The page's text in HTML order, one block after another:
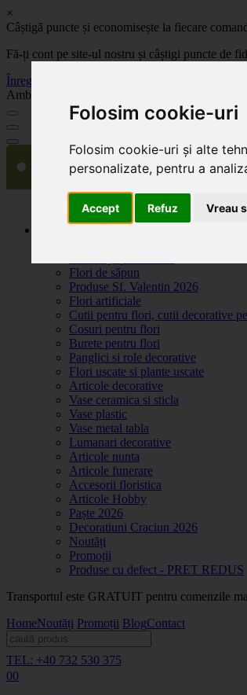
Folosim cookie-uri
Folosim cookie-uri și alte
personalizate, pentru a
Accept Refuz Vreau
×
Câștigă puncte și economisește la fiecare
Fă-ți cont pe site-ul nostru și câștigi puncte de
Înregistrează-te acum
Ambalaje, decoratiuni si accesorii pentru flori.
Flori de săpun
Produse Sf. Valentin 2026
Flori artificiale
Cutii pentru flori, cutii decorative
Cosuri pentru flori
Burete pentru flori
Panglici si role decorative
Flori uscate si plante uscate
Articole decorative
Vase ceramica si sticla
Vase plastic
Vase metal tabla
Lumanari decorative
Articole nunta
Articole funerare
Accesorii floristica
Articole Hobby
Paște 2026
Decoratiuni Craciun 2026
Noutăți
Promoții
Produse cu defect - PRET REDUS
Transportul este GRATUIT pentru comenzile
HomeNoutăți Promoții BlogContact
TEL: +40 732 530 375
00